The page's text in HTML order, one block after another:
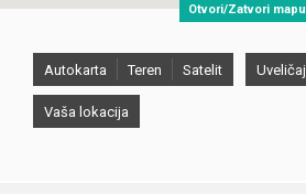
Otvori/Zatvori mapu
Autokarta Teren Satelit Uveličaj
Vaša lokacija